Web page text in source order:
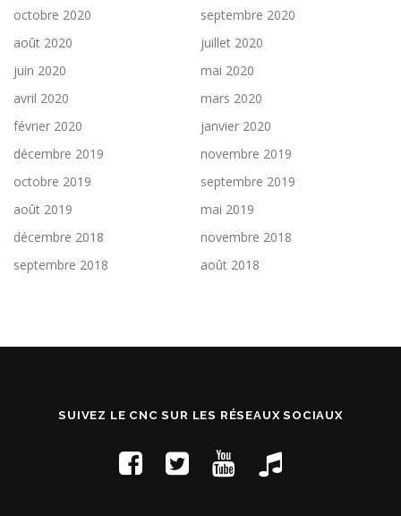
octobre 2020
septembre 2020
août 2020
juillet 2020
juin 2020
mai 2020
avril 2020
mars 2020
février 2020
janvier 2020
décembre 2019
novembre 2019
octobre 2019
septembre 2019
août 2019
mai 2019
décembre 2018
novembre 2018
septembre 2018
août 2018
SUIVEZ LE CNC SUR LES RÉSEAUX SOCIAUX